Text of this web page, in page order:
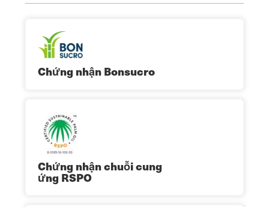
Chứng nhận Bonsucro
Chứng nhận chuỗi cung
ứng RSPO